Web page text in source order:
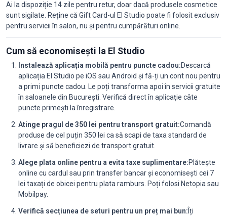
Ai la dispoziție 14 zile pentru retur, doar dacă produsele cosmetice
sunt sigilate. Reține că Gift Card-ul El Studio poate fi folosit exclusiv
pentru servicii în salon, nu și pentru cumpărături online.
Cum să economisești la El Studio
Instalează aplicația mobilă pentru puncte cadou:Descarcă
aplicația El Studio pe iOS sau Android și fă-ți un cont nou pentru
a primi puncte cadou. Le poți transforma apoi în servicii gratuite
în saloanele din București. Verifică direct în aplicație câte
puncte primești la înregistrare.
Atinge pragul de 350 lei pentru transport gratuit:Comandă
produse de cel puțin 350 lei ca să scapi de taxa standard de
livrare și să beneficiezi de transport gratuit.
Alege plata online pentru a evita taxe suplimentare:Plătește
online cu cardul sau prin transfer bancar și economisești cei 7
lei taxați de obicei pentru plata ramburs. Poți folosi Netopia sau
Mobilpay.
Verifică secțiunea de seturi pentru un preț mai bun: Îți